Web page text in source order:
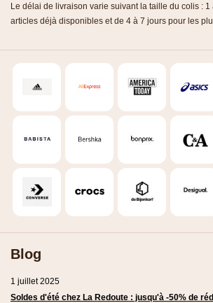
Le délai de livraison varie suivant la taille du colis :
articles déjà disponibles et de 4 à 7 jours pour les
Blog
1 juillet 2025
Soldes d'été chez La Redoute : jusqu'à -50% de